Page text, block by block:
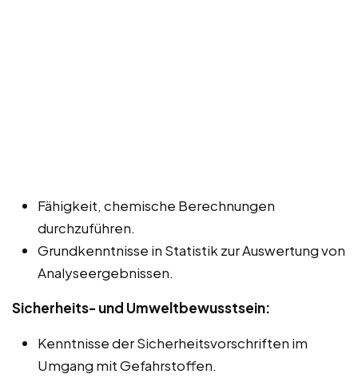
Fähigkeit, chemische Berechnungen
durchzuführen.
Grundkenntnisse in Statistik zur Auswertung von
Analyseergebnissen.
Sicherheits- und Umweltbewusstsein:
Kenntnisse der Sicherheitsvorschriften im
Umgang mit Gefahrstoffen.